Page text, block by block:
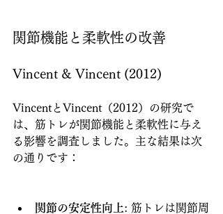
関節機能と柔軟性の改善
Vincent & Vincent (2012)
VincentとVincent（2012）の研究で
は、筋トレが関節機能と柔軟性に与え
る影響を調査しました。主な結果は次
の通りです：
関節の安定性向上: 筋トレは関節周